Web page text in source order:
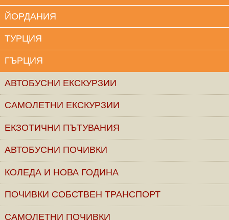
ЙОРДАНИЯ
ТУРЦИЯ
ГЪРЦИЯ
АВТОБУСНИ ЕКСКУРЗИИ
САМОЛЕТНИ ЕКСКУРЗИИ
ЕКЗОТИЧНИ ПЪТУВАНИЯ
АВТОБУСНИ ПОЧИВКИ
КОЛЕДА И НОВА ГОДИНА
ПОЧИВКИ СОБСТВЕН ТРАНСПОРТ
САМОЛЕТНИ ПОЧИВКИ